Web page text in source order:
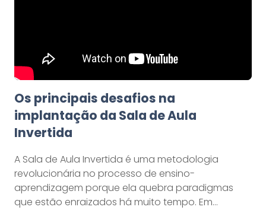
Os principais desafios na
implantação da Sala de Aula
Invertida
A Sala de Aula Invertida é uma metodologia
revolucionária no processo de ensino-
aprendizagem porque ela quebra paradigmas
que estão enraizados há muito tempo. Em…